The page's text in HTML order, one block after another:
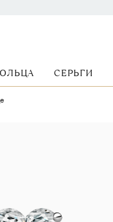
СЕРЬГИ